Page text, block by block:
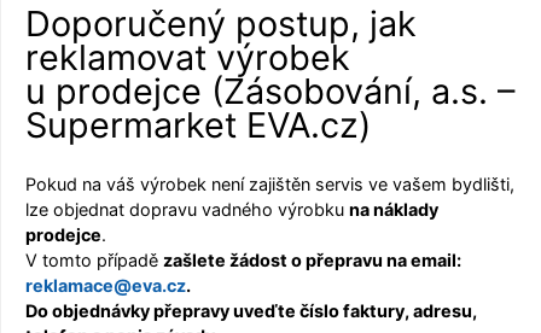
Doporučený postup, jak
reklamovat výrobek
u prodejce (Zásobování, a.s. –
Supermarket EVA.cz)
Pokud na váš výrobek není zajištěn servis ve vašem bydlišti,
lze objednat dopravu vadného výrobku na náklady
prodejce.
V tomto případě zašlete žádost o přepravu na email:
reklamace@eva.cz.
Do objednávky přepravy uveďte číslo faktury, adresu,